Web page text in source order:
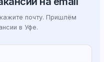
почту. Пришлём
в Уфе.